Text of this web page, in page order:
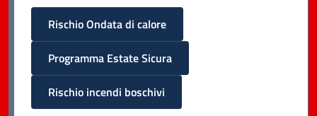
Rischio Ondata di calore
Programma Estate Sicura
Rischio incendi boschivi